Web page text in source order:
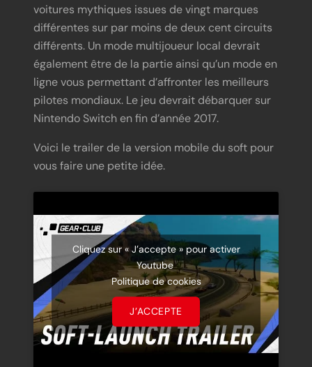
voitures mythiques issues de vingt marques
différentes sur par moins de deux cent circuits
différents. Un mode multijoueur local devrait
également être de la partie ainsi qu’un mode en
ligne vous permettant d’affronter les meilleurs
pilotes mondiaux. Le jeu devrait débarquer sur
Nintendo Switch en fin d’année 2017.
Voici le trailer de la version mobile du soft pour
vous faire une petite idée.
Cliquez sur « J’accepte » pour activer
Youtube
Politique de cookies
J’ACCEPTE